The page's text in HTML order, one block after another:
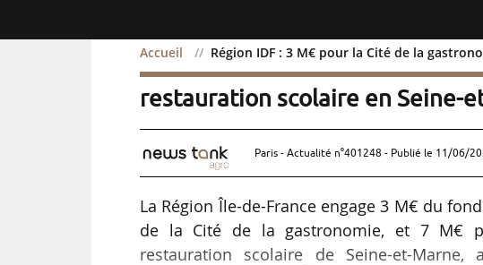
Accueil Région IDF : 3 M€ pour la Cité de la
Région IDF : 3 M€ pour la Cité
restauration scolaire en Seine-
Paris - Actualité n°401248 - Publié le 11/06/
La Région Île-de-France engage 3 M€ du
de la Cité de la gastronomie, et 7 M€
restauration scolaire de Seine-et-Marne,